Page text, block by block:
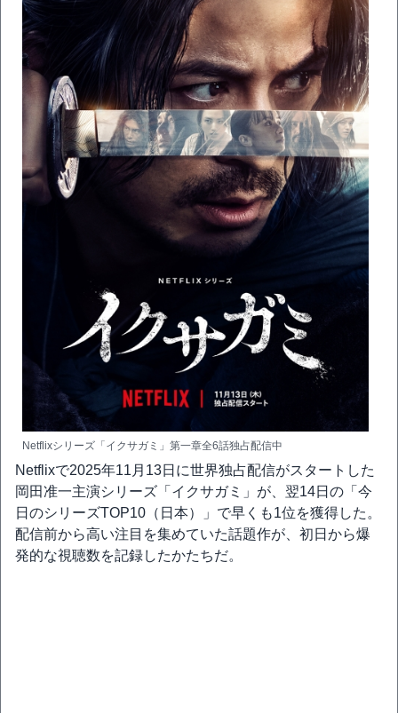
Netflixシリーズ「イクサガミ」第一章全6話独占配信中
Netflixで2025年11月13日に世界独占配信がスタートした
岡田准一主演シリーズ「イクサガミ」が、翌14日の「今
日のシリーズTOP10（日本）」で早くも1位を獲得した。
配信前から高い注目を集めていた話題作が、初日から爆
発的な視聴数を記録したかたちだ。